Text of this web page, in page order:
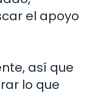
el apoyo
así que
lo que